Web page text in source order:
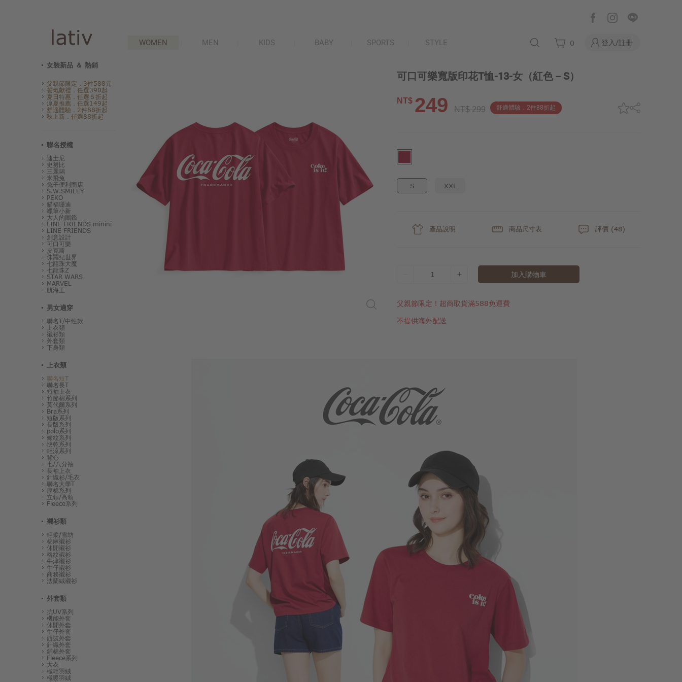
WOMEN MEN KIDS BABY SPORTS STYLE 0 登入/註冊
女裝新品 ＆ 熱銷
父親節限定．3件588元
爸氣獻禮．任選390起
夏日特惠．任選５折起
涼夏推薦．任選149起
舒適體驗．2件88折起
秋上新．任選88折起
聯名授權
迪士尼
史努比
三麗鷗
米飛兔
兔子便利商店
S.W.SMILEY
PEKO
貓福珊迪
蠟筆小新
大人的圖鑑
LINE FRIENDS minini
LINE FRIENDS
創意設計
可口可樂
皮克斯
侏羅紀世界
七龍珠大魔
七龍珠Z
STAR WARS
MARVEL
航海王
男女適穿
聯名T/中性款
上衣類
襯衫類
外套類
下身類
上衣類
聯名短T
聯名長T
短袖上衣
竹節棉系列
莫代爾系列
Bra系列
短版系列
長版系列
polo系列
條紋系列
快乾系列
輕涼系列
背心
七/八分袖
長袖上衣
針織衫/毛衣
聯名大學T
厚棉系列
立領/高領
Fleece系列
襯衫類
輕柔/雪紡
棉麻襯衫
休閒襯衫
格紋襯衫
牛津襯衫
牛仔襯衫
商務襯衫
法蘭絨襯衫
外套類
抗UV系列
機能外套
休閒外套
牛仔外套
西裝外套
針織外套
鋪棉外套
Fleece系列
大衣
極輕羽絨
極暖羽絨
可口可樂寬版印花T恤-13-女 （紅色－S）
NT$ 249 NT$ 299 舒適體驗．2件88折起
S XXL
產品說明 商品尺寸表 評價 (48)
1 加入購物車
父親節限定！超商取貨滿588免運費
不提供海外配送
249